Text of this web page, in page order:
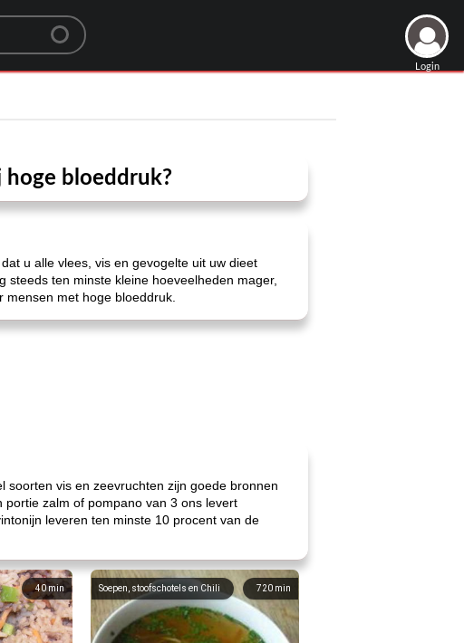
Login
bloeddruk?
u alle vlees, vis en gevogelte uit uw dieet
ten minste kleine hoeveelheden mager,
met hoge bloeddruk.
soorten vis en zeevruchten zijn goede bronnen
zalm of pompano van 3 ons levert
leveren ten minste 10 procent van de
40min 720 min
Soepen, stoofschotels en Chili